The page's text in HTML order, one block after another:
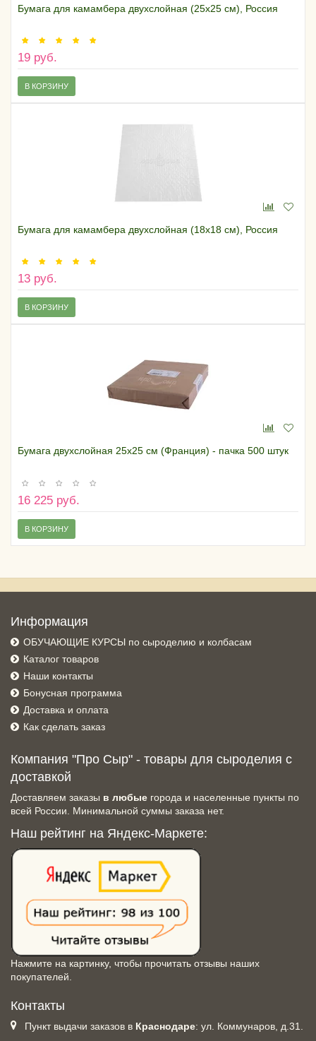
Бумага для камамбера двухслойная (25х25 см), Россия
19 руб.
В КОРЗИНУ
Бумага для камамбера двухслойная (18х18 см), Россия
13 руб.
В КОРЗИНУ
Бумага двухслойная 25х25 см (Франция) - пачка 500 штук
16 225 руб.
В КОРЗИНУ
Информация
ОБУЧАЮЩИЕ КУРСЫ по сыроделию и колбасам
Каталог товаров
Наши контакты
Бонусная программа
Доставка и оплата
Как сделать заказ
Компания "Про Сыр" - товары для сыроделия с
доставкой
Доставляем заказы в любые города и населенные пункты по
всей России. Минимальной суммы заказа нет.
Наш рейтинг на Яндекс-Маркете:
Нажмите на картинку, чтобы прочитать отзывы наших
покупателей.
Контакты
Пункт выдачи заказов в Краснодаре: ул. Коммунаров, д.31.